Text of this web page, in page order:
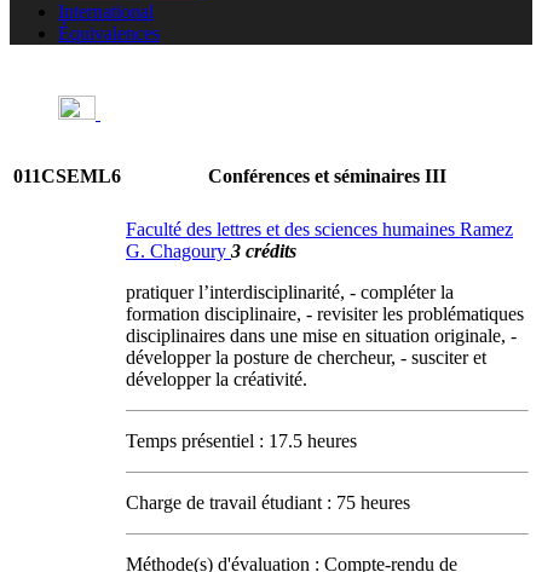
International
Équivalences
011CSEML6 Conférences et séminaires III
Faculté des lettres et des sciences humaines Ramez
G. Chagoury 3 crédits
pratiquer l’interdisciplinarité, - compléter la
formation disciplinaire, - revisiter les problématiques
disciplinaires dans une mise en situation originale, -
développer la posture de chercheur, - susciter et
développer la créativité.
Temps présentiel : 17.5 heures
Charge de travail étudiant : 75 heures
Méthode(s) d'évaluation : Compte-rendu de